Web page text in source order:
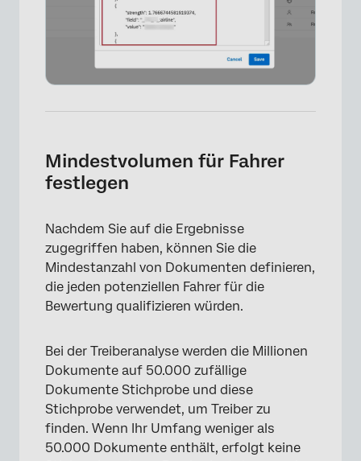
Mindestvolumen für Fahrer
festlegen
Nachdem Sie auf die Ergebnisse
zugegriffen haben, können Sie die
Mindestanzahl von Dokumenten definieren,
die jeden potenziellen Fahrer für die
Bewertung qualifizieren würden.
Bei der Treiberanalyse werden die Millionen
Dokumente auf 50.000 zufällige
Dokumente Stichprobe und diese
Stichprobe verwendet, um Treiber zu
finden. Wenn Ihr Umfang weniger als
50.000 Dokumente enthält, erfolgt keine